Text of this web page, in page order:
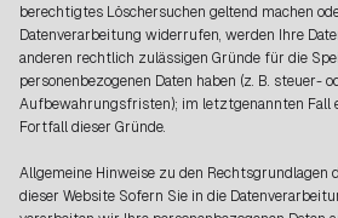
berechtigtes Löschersuchen geltend machen
Datenverarbeitung widerrufen, werden Ihre
anderen rechtlich zulässigen Gründe für die
personenbezogenen Daten haben (z. B. steuer-
Aufbewahrungsfristen); im letztgenannten Fall
Fortfall dieser Gründe.
Allgemeine Hinweise zu den Rechtsgrundlagen
dieser Website Sofern Sie in die